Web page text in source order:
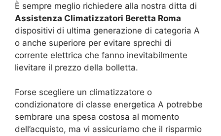
È sempre meglio richiedere alla nostra ditta di
Assistenza Climatizzatori Beretta Roma
dispositivi di ultima generazione di categoria A
o anche superiore per evitare sprechi di
corrente elettrica che fanno inevitabilmente
lievitare il prezzo della bolletta.
Forse scegliere un climatizzatore o
condizionatore di classe energetica A potrebbe
sembrare una spesa costosa al momento
dell’acquisto, ma vi assicuriamo che il risparmio